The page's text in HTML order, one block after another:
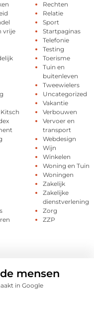
vrije
Rechten
Relatie
Sport
Startpaginas
Telefonie
Testing
Toerisme
Tuin en
buitenleven
Tweewielers
Uncategorized
Vakantie
Verbouwen
Vervoer en
transport
Webdesign
Wijn
Winkelen
Woning en Tuin
Woningen
Zakelijk
Zakelijke
dienstverlening
Zorg
ZZP
mensen
in Google